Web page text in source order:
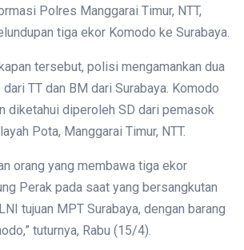
Polres Manggarai Timur, NTT,
tiga ekor Komodo ke Surabaya.
tersebut, polisi mengamankan dua
TT dan BM dari Surabaya. Komodo
diketahui diperoleh SD dari pemasok
Pota, Manggarai Timur, NTT.
orang yang membawa tiga ekor
Perak pada saat yang bersangkutan
tujuan MPT Surabaya, dengan barang
tuturnya, Rabu (15/4).